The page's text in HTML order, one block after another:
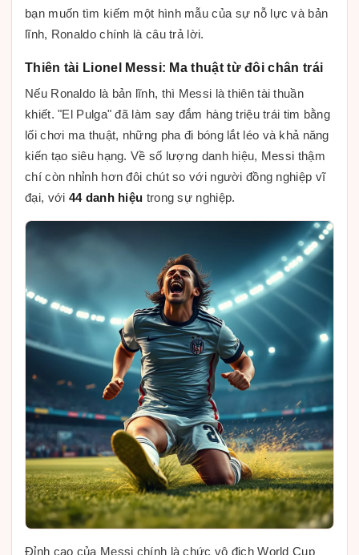
bạn muốn tìm kiếm một hình mẫu của sự nỗ lực và bản
lĩnh, Ronaldo chính là câu trả lời.
Thiên tài Lionel Messi: Ma thuật từ đôi chân trái
Nếu Ronaldo là bản lĩnh, thì Messi là thiên tài thuần
khiết. "El Pulga" đã làm say đắm hàng triệu trái tim bằng
lối chơi ma thuật, những pha đi bóng lắt léo và khả năng
kiến tạo siêu hạng. Về số lượng danh hiệu, Messi thậm
chí còn nhỉnh hơn đôi chút so với người đồng nghiệp vĩ
đại, với 44 danh hiệu trong sự nghiệp.
Đỉnh cao của Messi chính là chức vô địch World Cup